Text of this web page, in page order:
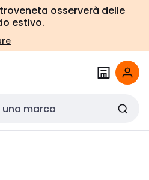
osserverà delle
estivo.